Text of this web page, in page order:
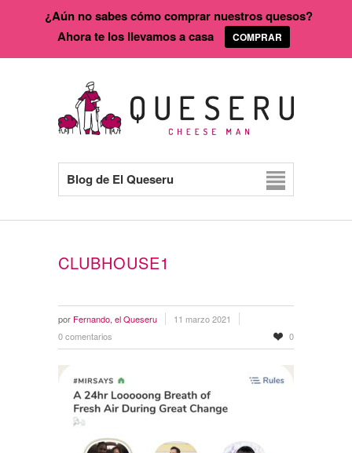
Blog de El Queseru
CLUBHOUSE1
por Fernando, el Queseru
11 marzo 2021
0 comentarios
0
¿Aún no sabes cómo comprar nuestros quesos?
Ahora te los llevamos a casa
COMPRAR